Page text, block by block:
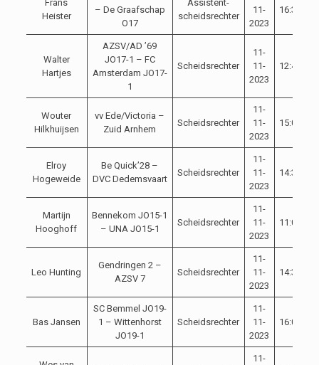
Frans
Heister
– De Graafschap
O17
Assistent-
scheidsrechter
11-
2023
16:30
Walter
Hartjes
AZSV/AD ’69
JO17-1 – FC
Amsterdam JO17-
1
Scheidsrechter
11-
11-
2023
12:45
Wouter
Hilkhuijsen
vv Ede/Victoria –
Zuid Arnhem
Scheidsrechter
11-
11-
2023
15:00
Elroy
Hogeweide
Be Quick’28 –
DVC Dedemsvaart
Scheidsrechter
11-
11-
2023
14:30
Martijn
Hooghoff
Bennekom JO15-1
– UNA JO15-1
Scheidsrechter
11-
11-
2023
11:00
Leo Hunting
Gendringen 2 –
AZSV 7
Scheidsrechter
11-
11-
2023
14:30
Bas Jansen
SC Bemmel JO19-
1 – Wittenhorst
JO19-1
Scheidsrechter
11-
11-
2023
16:00
11-